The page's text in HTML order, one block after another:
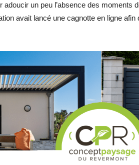
adoucir un peu l’absence des moments
avait lancé une cagnotte en ligne